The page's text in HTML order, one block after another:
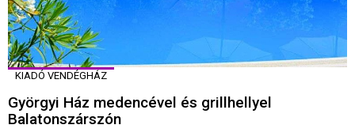
KIADÓ VENDÉGHÁZ
Györgyi Ház medencével és grillhellyel
Balatonszárszón